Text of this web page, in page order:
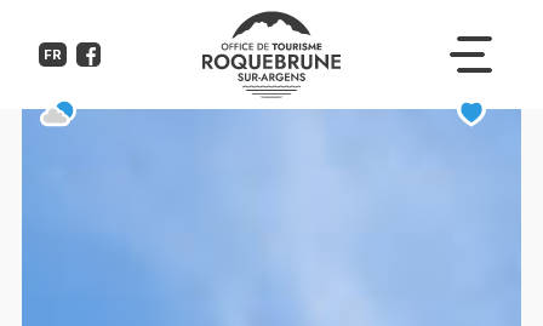
FR
Green Village - 200.5-